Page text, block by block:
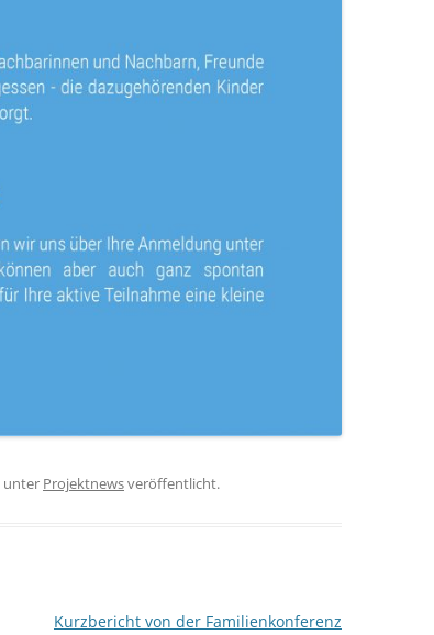
unter Projektnewsveröffentlicht.
Kurzbericht von der Familienkonferenz